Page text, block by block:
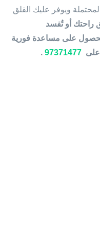
ويوفر عليك القلق
راحتك أو تُفسد
على مساعدة فورية
على 97371477
.